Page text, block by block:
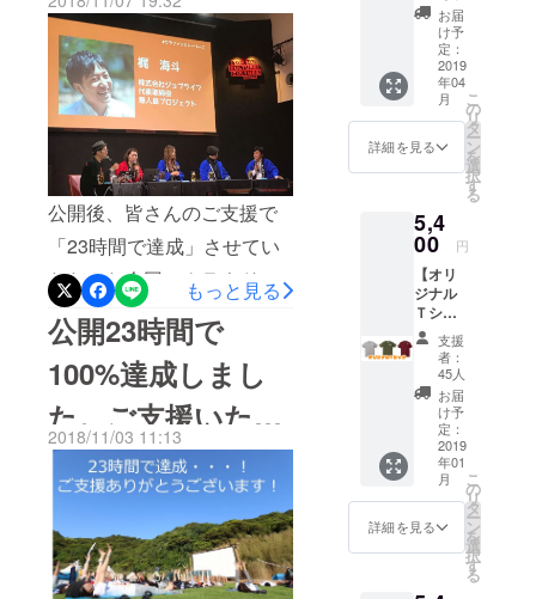
可能で、いつも違う顔を見
せてくれる。既定路線はゼ
ロ、想定をいつも超えてく
る。この一年の無人島開発
は楽しいことばかりじゃ全
然なかったです。でも、変
化を楽しみ予測不可能を超
えて楽しめているから。僕
たちはこの挑戦を続けるの
です。クラウドファンディ
ング、まだやっています！
この挑戦の仲間、求めてい
ます。引き続き、よろしく
お願いいたします！！！無
人島を一緒に開発しよう！
ぼくらの無人島を持とう！
なんてお誘い、一生ない
よ！一緒にやろう！！
島」にほど近い場所にある
のです。移住メンバーのた
かしとティーが出演させて
いただきました！現場メン
バーの目線で無人島開発に
ついて語っています。聞く
ところによると収録はぐだ
ぐだ気味だったとのことで
不安もありますが…苦笑ラ
ヂオきしわだのＨＰはこち
ら！
http://www.radiokishiwada.jp
/放送は今月11月24日と、12
月1日を予定。夜21時からで
ラジオ岸和田のホームペー
ジから聞けるとのことです
ので、ぜひ聞いてみてくだ
さいね！まだまだクラウド
させていただきま
した！
公開後、皆さんのご支援で
「23時間で達成」させてい
ただいた今回のクラウド
ファンディング。開始４日
目にあたる11/4の深夜、
facebookメッセンジャーに
お誘いが。CAMPFIREさん
と東京カルチャーカル
チャーさん主催の企画に登
壇させていただくことにな
りました。タイトルは、
「That’s クラウドファン
もっと見る
公開23時間で
100%達成しまし
た。ご支援いただ
きありがとうござ
います！
2018/11/03 11:13
現在は2泊3
日で「生き
るを学ぶ」
をコンセプ
トに掲げる
無人島キャ
ンプツアー
グループで
の無人島旅
行事業、社
員旅行・社
員研修での
無人島活用
も手掛けて
いる。
無人島事業
の他、「や
りたいを、
シゴトに」
をミッショ
BBQを
楽しも
う！地
ノ島へ
遊びに
来て
BBQを
楽しめ
るチ
ケット
コンロ
（６名
用） ・
炭、着
火剤、
トング
・ター
プ（日
差しを
避ける
為に）
その他
クー
ラー
ボック
スなど
各種レ
お届
け予
定：
2019
年04
月
詳細を見る
こ
の
リ
タ
ー
ン
を
選
択
す
る
5,4
00 円
【オリ
ジナル
Ｔシャ
ツ】 ク
ラウド
ファン
ディン
グ限定
オリジ
ナルＴ
シャツ
をお届
けしま
す。 色
はバー
ガン
支援
者：
45人
お届
け予
定：
2019
年01
月
詳細を見る
こ
の
リ
タ
ー
ン
を
選
択
す
る